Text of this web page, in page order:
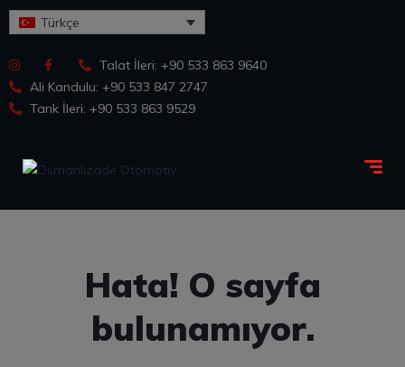
Türkçe
Talat İleri: +90 533 863 9640
Ali Kandulu: +90 533 847 2747
Tarık İleri: +90 533 863 9529
Hata! O sayfa
bulunamıyor.